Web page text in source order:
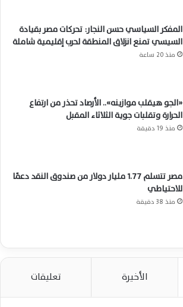
المفكر السياسي حسن النجار: تحركات مصر بقيادة
السيسي تمنع انزلاق المنطقة لحرب إقليمية شاملة
منذ 20 ساعة
«الجو هيقلب موازينه».. الأرصاد تحذر من ارتفاع
الحرارة وتقلبات جوية الثلاثاء المقبل
منذ 19 دقيقة
مصر تتسلم 1.77 مليار دولار من صندوق النقد دعمًا
للاحتياطي
منذ 38 دقيقة
الأخيرة تعليقات